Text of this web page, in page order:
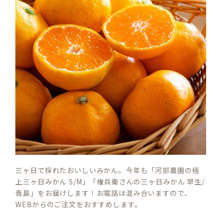
三ヶ日で採れたおいしいみかん。今年も「河部農園の極
上三ヶ日みかん S/M」「権兵衛さんの三ヶ日みかん 早生/
青島」をお届けします！お電話は混み合いますので、
WEBからのご注文をおすすめします。